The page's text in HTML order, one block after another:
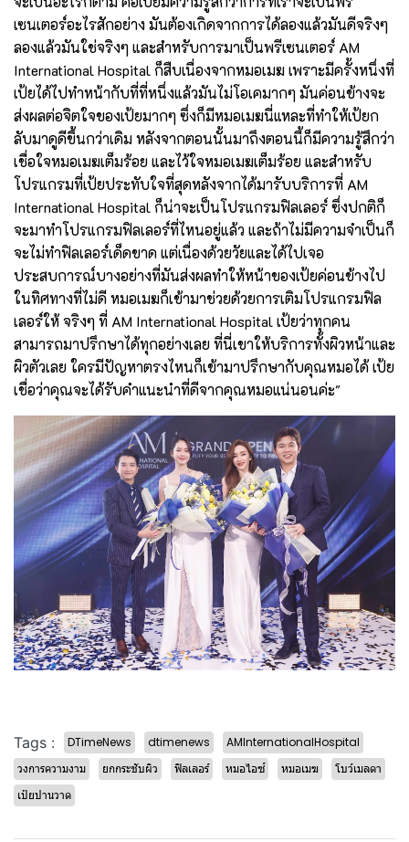
เซนเตอร์อะไรสักอย่าง มันต้องเกิดจากการได้ลองแล้วมันดีจริงๆ
ลองแล้วมันใช่จริงๆ และสำหรับการมาเป็นพรีเซนเตอร์ AM
International Hospital ก็สืบเนื่องจากหมอเมฆ เพราะมีครั้งหนึ่งที่
เป้ยได้ไปทำหน้ากับที่ที่หนึ่งแล้วมันไม่โอเคมากๆ มันค่อนข้างจะ
ส่งผลต่อจิตใจของเป้ยมากๆ ซึ่งก็มีหมอเมฆนี่แหละที่ทำให้เป้ยก
ลับมาดูดีขึ้นกว่าเดิม หลังจากตอนนั้นมาถึงตอนนี้ก็มีความรู้สึกว่า
เชื่อใจหมอเมฆเต็มร้อย และไว้ใจหมอเมฆเต็มร้อย และสำหรับ
โปรแกรมที่เป้ยประทับใจที่สุดหลังจากได้มารับบริการที่ AM
International Hospital ก็น่าจะเป็นโปรแกรมฟิลเลอร์ ซึ่งปกติก็
จะมาทำโปรแกรมฟิลเลอร์ที่ไหนอยู่แล้ว และถ้าไม่มีความจำเป็นก็
จะไม่ทำฟิลเลอร์เด็ดขาด แต่เนื่องด้วยวัยและได้ไปเจอ
ประสบการณ์บางอย่างที่มันส่งผลทำให้หน้าของเป้ยค่อนข้างไป
ในทิศทางที่ไม่ดี หมอเมฆก็เข้ามาช่วยด้วยการเติมโปรแกรมฟิล
เลอร์ให้ จริงๆ ที่ AM International Hospital เป้ยว่าทุกคน
สามารถมาปรึกษาได้ทุกอย่างเลย ที่นี่เขาให้บริการทั้งผิวหน้าและ
ผิวตัวเลย ใครมีปัญหาตรงไหนก็เข้ามาปรึกษากับคุณหมอได้ เป้ย
เชื่อว่าคุณจะได้รับคำแนะนำที่ดีจากคุณหมอแน่นอนค่ะ"
Tags : DTimeNews dtimenews
AMInternationalHospital
วงการความงาม
ยกกระชับผิว ฟิลเลอร์ หมอไอซ์ หมอเมฆ
โบว์เมลดา
เป้ยปานวาด